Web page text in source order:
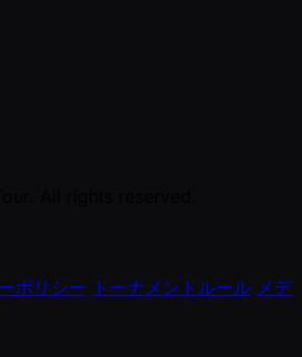
ポリシー トーナメントルール メデ